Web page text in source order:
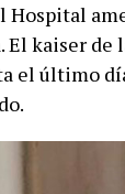
kaiser
el último